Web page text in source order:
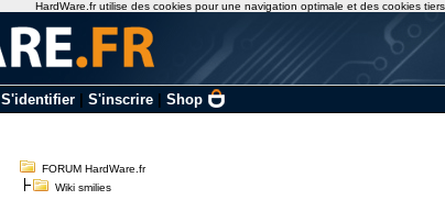
S'identifier| S'inscrire| Shop
FORUM HardWare.fr
Wiki smilies
HardWare.fr utilise des cookies pour une navigation optimale et des cookies